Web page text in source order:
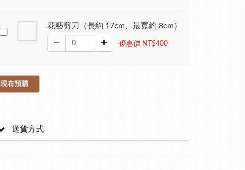
花藝剪刀（長約 17cm、最寬約 8cm）
優惠價 NT$400
現在預購
送貨方式